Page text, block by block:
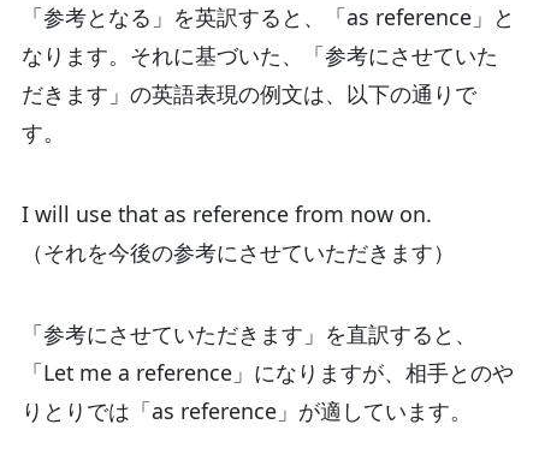
「参考となる」を英訳すると、「as reference」と
なります。それに基づいた、「参考にさせていた
だきます」の英語表現の例文は、以下の通りで
す。
I will use that as reference from now on.
（それを今後の参考にさせていただきます）
「参考にさせていただきます」を直訳すると、
「Let me a reference」になりますが、相手とのや
りとりでは「as reference」が適しています。